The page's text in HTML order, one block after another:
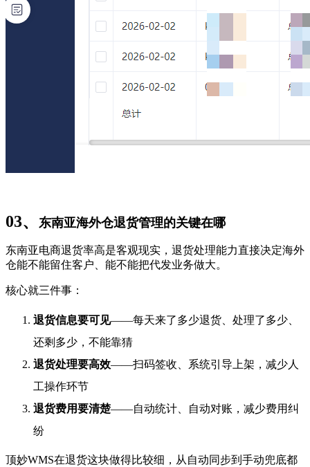
03、 东南亚海外仓退货管理的关键在哪
东南亚电商退货率高是客观现实，退货处理能力直接决定海外
仓能不能留住客户、能不能把代发业务做大。
核心就三件事：
退货信息要可见——每天来了多少退货、处理了多少、
还剩多少，不能靠猜
退货处理要高效——扫码签收、系统引导上架，减少人
工操作环节
退货费用要清楚——自动统计、自动对账，减少费用纠
纷
顶妙WMS在退货这块做得比较细，从自动同步到手动兜底都